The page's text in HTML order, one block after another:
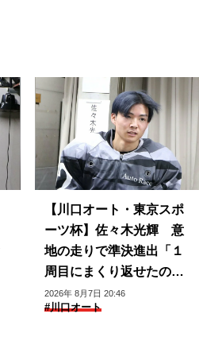
【川口オート・東京スポ
ーツ杯】佐々木光輝 意
地の走りで準決進出「１
周目にまくり返せたのは
良かった」
2026年 8月7日 20:46
#川口オート